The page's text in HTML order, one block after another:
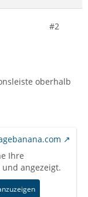
#2
oberhalb
Ihre
angezeigt.